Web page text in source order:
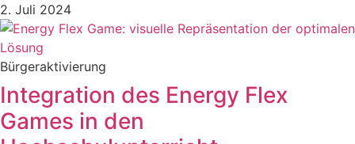
2. Juli 2024
Bürgeraktivierung
Integration des Energy Flex
Games in den